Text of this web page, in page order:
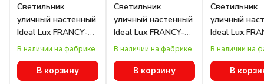
Светильник
уличный настенный
Ideal Lux FRANCY-2
AP1 BIANCO 123776
В наличии на фабрике
В корзину
Светильник
уличный настенный
Ideal Lux FRANCY-2
AP1 GRIGIO 123769
В наличии на фабрике
В корзину
Светильник
уличный
Ideal Lux
AP1 BIANCO
В наличии на
В